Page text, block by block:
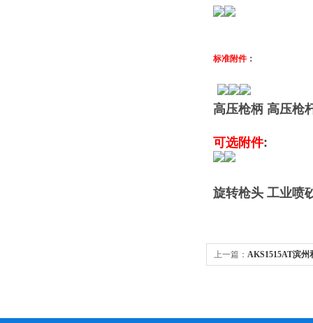
标准附件：
高压枪柄 高压枪
可选附件:
旋转枪头 工业喷
上一篇： AKS1515AT滨州